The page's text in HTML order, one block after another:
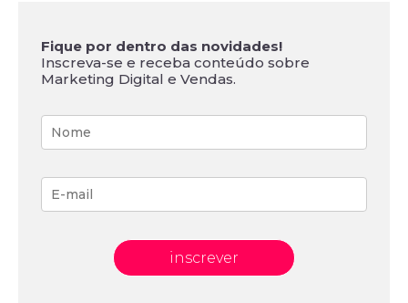
Fique por dentro das novidades!
Inscreva-se e receba conteúdo sobre
Marketing Digital e Vendas.
inscrever